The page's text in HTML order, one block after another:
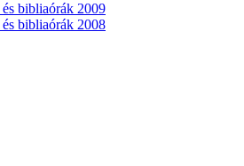
bibliaórák 2009
bibliaórák 2008